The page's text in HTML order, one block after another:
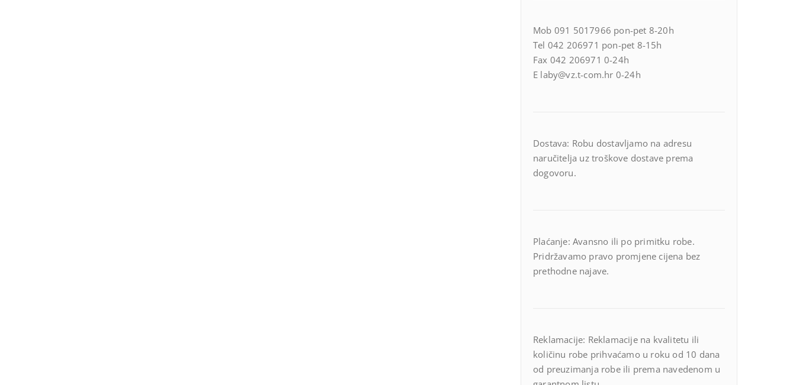
Mob 091 5017966 pon-pet 8-20h
Tel 042 206971 pon-pet 8-15h
Fax 042 206971 0-24h
E laby@vz.t-com.hr 0-24h
Dostava: Robu dostavljamo na adresu
naručitelja uz troškove dostave prema
dogovoru.
Plaćanje: Avansno ili po primitku robe.
Pridržavamo pravo promjene cijena bez
prethodne najave.
Reklamacije: Reklamacije na kvalitetu ili
količinu robe prihvaćamo u roku od 10 dana
od preuzimanja robe ili prema navedenom u